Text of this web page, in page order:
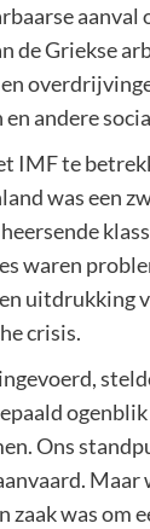
aanval
de Griekse
andere
IMF te
was een
waren
uitdrukking
crisis.
ogenblik
Ons
Maar
zaak was om